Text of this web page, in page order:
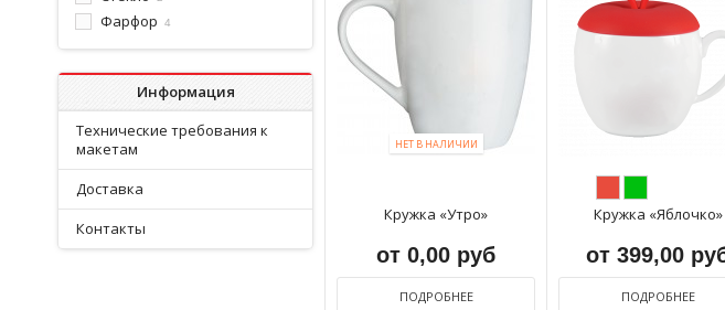
НЕТ В НАЛИЧИИ
Кружка «Утро»
от 0,00 руб
ПОДРОБНЕЕ
Кружка «Яблочко»
от 399,00
ПОДРОБНЕЕ
Фарфор 4
Информация
Технические требования к
макетам
Доставка
Контакты